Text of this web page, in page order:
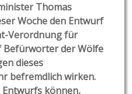
Thomas
Woche den Entwurf
Verordnung für
Befürworter der Wölfe
dieses
befremdlich wirken.
Entwurfs können,